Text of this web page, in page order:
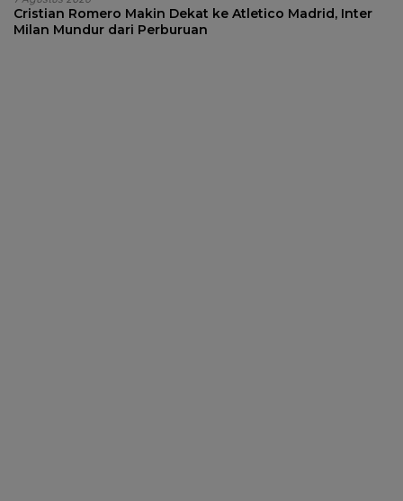
Cristian Romero Makin Dekat ke Atletico Madrid, Inter
Milan Mundur dari Perburuan